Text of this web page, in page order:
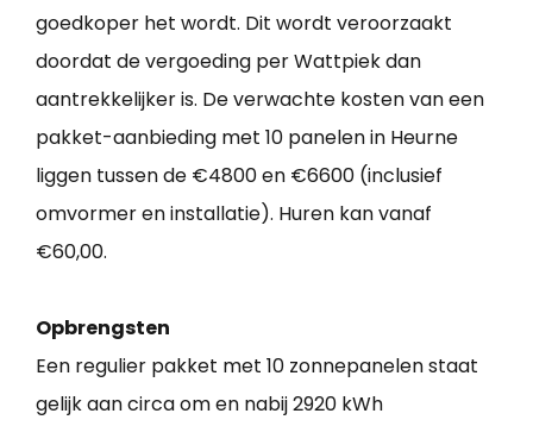
goedkoper het wordt. Dit wordt veroorzaakt
doordat de vergoeding per Wattpiek dan
aantrekkelijker is. De verwachte kosten van een
pakket-aanbieding met 10 panelen in Heurne
liggen tussen de €4800 en €6600 (inclusief
omvormer en installatie). Huren kan vanaf
€60,00.
Opbrengsten
Een regulier pakket met 10 zonnepanelen staat
gelijk aan circa om en nabij 2920 kWh